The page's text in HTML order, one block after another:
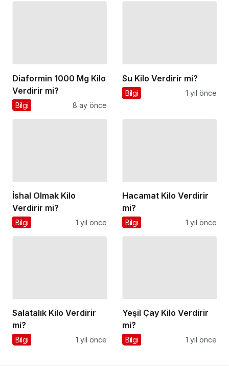
Diaformin 1000 Mg Kilo
Verdirir mi?
Bilgi 8 ay önce
Su Kilo Verdirir mi?
Bilgi 1 yıl önce
İshal Olmak Kilo
Verdirir mi?
Bilgi 1 yıl önce
Hacamat Kilo Verdirir
mi?
Bilgi 1 yıl önce
Salatalık Kilo Verdirir
mi?
Bilgi 1 yıl önce
Yeşil Çay Kilo Verdirir
mi?
Bilgi 1 yıl önce